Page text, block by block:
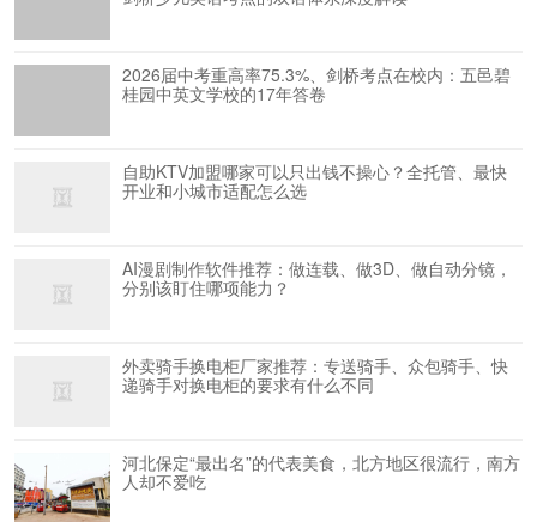
2026届中考重高率75.3%、剑桥考点在校内：五邑碧
桂园中英文学校的17年答卷
自助KTV加盟哪家可以只出钱不操心？全托管、最快
开业和小城市适配怎么选
AI漫剧制作软件推荐：做连载、做3D、做自动分镜，
分别该盯住哪项能力？
外卖骑手换电柜厂家推荐：专送骑手、众包骑手、快
递骑手对换电柜的要求有什么不同
河北保定“最出名”的代表美食，北方地区很流行，南方
人却不爱吃